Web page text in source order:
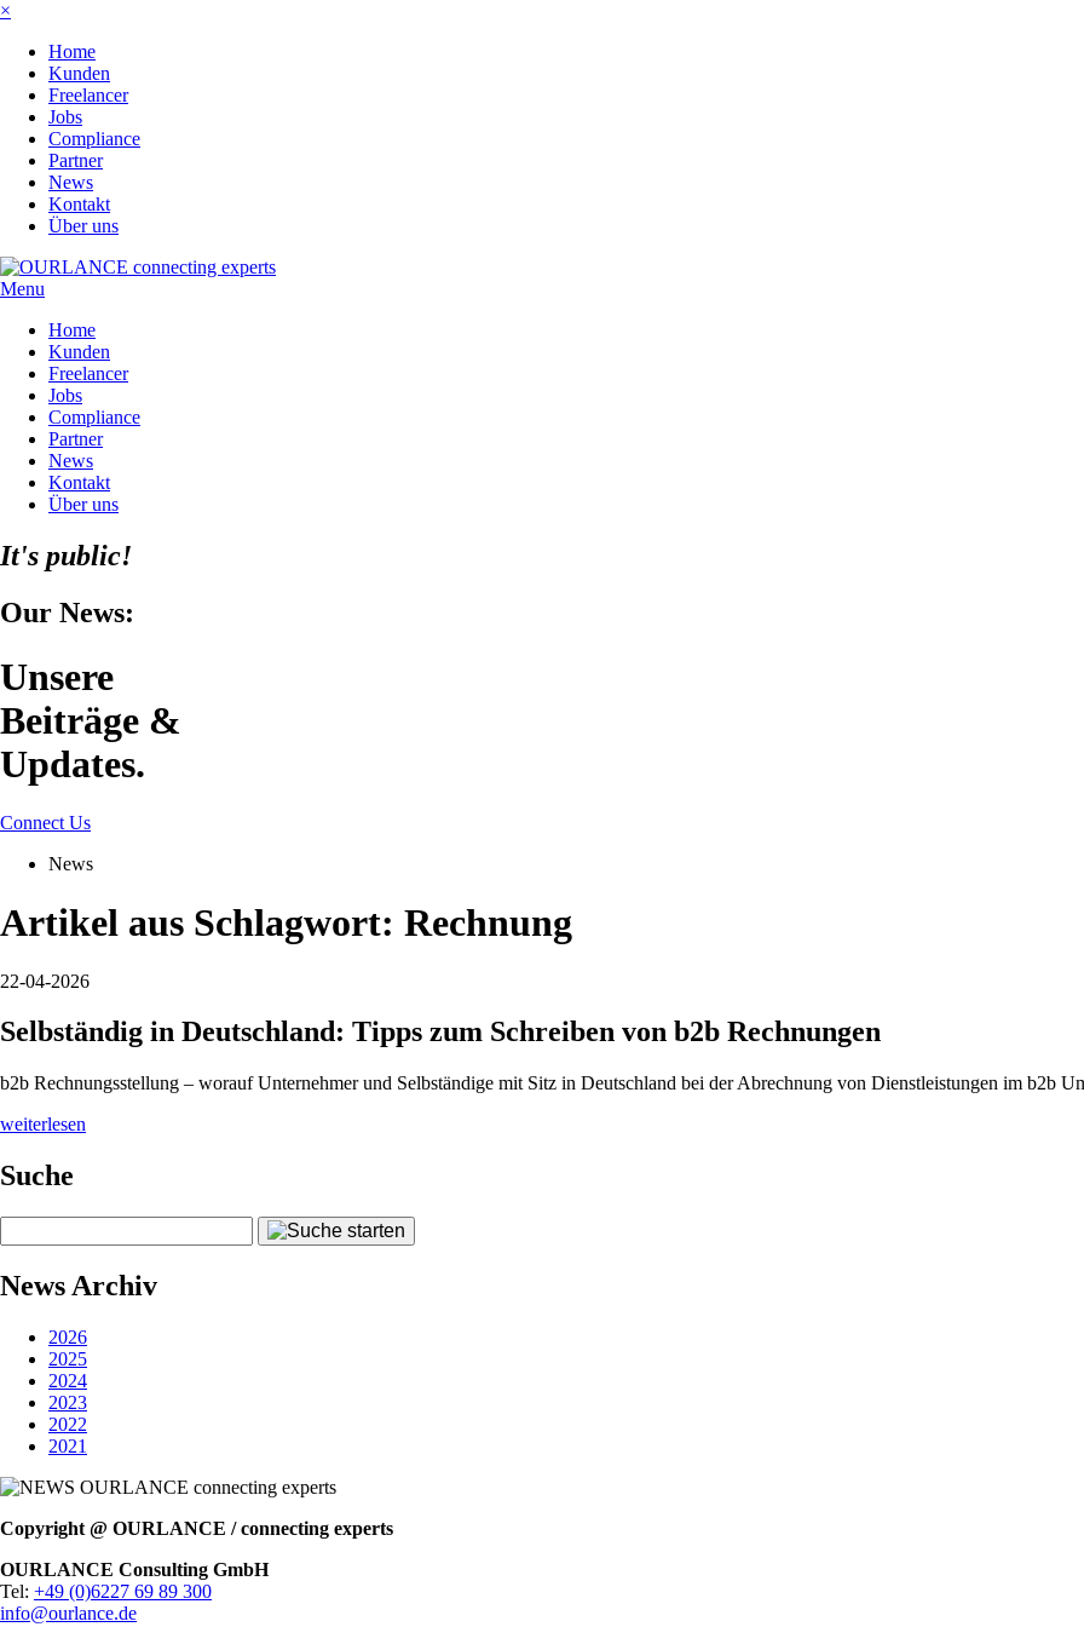
×
Home
Kunden
Freelancer
Jobs
Compliance
Partner
News
Kontakt
Über uns
Menu
Home
Kunden
Freelancer
Jobs
Compliance
Partner
News
Kontakt
Über uns
It's public!
Our News:
Unsere
Beiträge &
Updates.
Connect Us
News
Artikel aus Schlagwort: Rechnung
22-04-2026
Selbständig in Deutschland: Tipps zum Schreiben von b2b Rechnungen
b2b Rechnungsstellung – worauf Unternehmer und Selbständige mit Sitz in Deutschland bei der Abrechnung von Dienstleistungen im b2b
weiterlesen
Suche
News Archiv
2026
2025
2024
2023
2022
2021
Copyright @ OURLANCE / connecting experts
OURLANCE Consulting GmbH
Tel: +49 (0)6227 69 89 300
info@ourlance.de